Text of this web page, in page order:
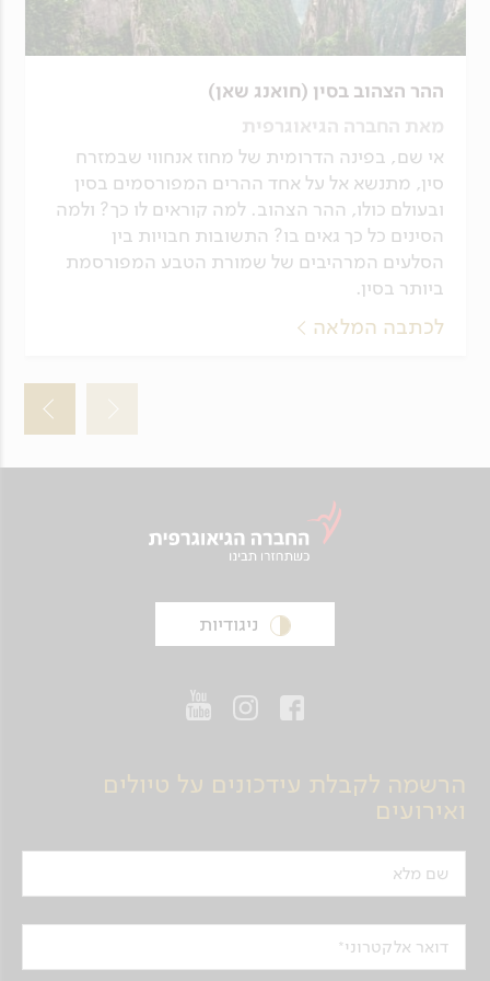
ההר הצהוב בסין (חואנג שאן)
מאת החברה הגיאוגרפית
אי שם, בפינה הדרומית של מחוז אנחווי שבמזרח
סין, מתנשא אל על אחד ההרים המפורסמים בסין
ובעולם כולו, ההר הצהוב. למה קוראים לו כך? ולמה
הסינים כל כך גאים בו? התשובות חבויות בין
הסלעים המרהיבים של שמורת הטבע המפורסמת
ביותר בסין.
לכתבה המלאה
ניגודיות
הרשמה לקבלת עידכונים על טיולים
ואירועים
שם מלא
דואר אלקטרוני